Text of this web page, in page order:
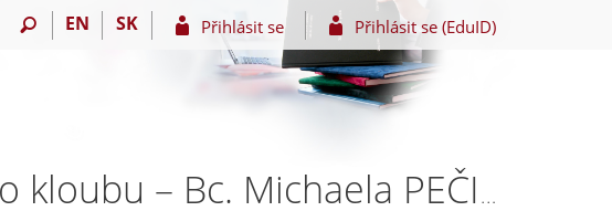
EN SK Přihlásit se Přihlásit se (EduID)
Efektivita rehabilitace po artroskopii ramenního kloubu – Bc. Michaela PEČIMUTHOVÁ